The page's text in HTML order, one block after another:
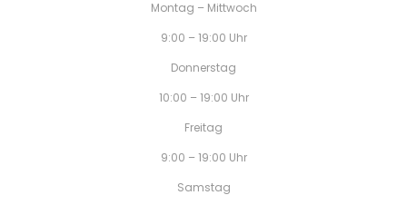
Montag – Mittwoch
9:00 – 19:00 Uhr
Donnerstag
10:00 – 19:00 Uhr
Freitag
9:00 – 19:00 Uhr
Samstag